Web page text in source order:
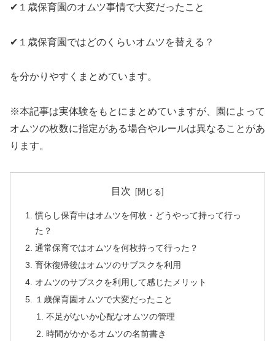
✔１歳保育園のオムツ事情で大変だったこと
✔１歳保育園ではどのくらいオムツを替える？
を分かりやすくまとめています。
※本記事は実体験をもとにまとめていますが、園によって
オムツの枚数に指定がある場合やルールは異なることがあ
ります。
目次
慣らし保育中はオムツを何枚・どうやって持って行っ
た？
通常保育ではオムツを何枚持って行った？
育休復帰後はオムツのサブスクを利用
オムツのサブスクを利用して感じたメリット
１歳保育園オムツで大変だったこと
不足がないか心配なオムツの管理
時間がかかるオムツの名前書き